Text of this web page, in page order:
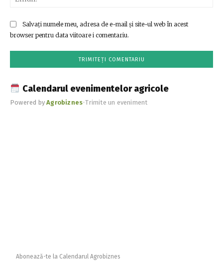
Salvați numele meu, adresa de e-mail și site-ul web în acest
browser pentru data viitoare i comentariu.
Calendarul evenimentelor agricole
Powered byAgrobiznes•Trimite un eveniment
Abonează-te la Calendarul Agrobiznes